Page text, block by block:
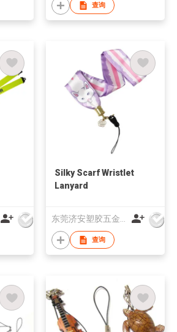
查询
Silky Scarf Wristlet
Lanyard
东莞济安塑胶五金制品有限公司
查询